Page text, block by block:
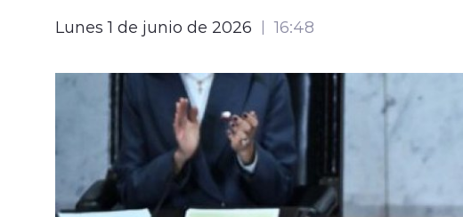
Lunes 1 de junio de 2026 16:48